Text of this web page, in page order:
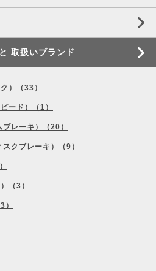
取扱いブランド
）（33）
ード）（1）
レーキ）（20）
クブレーキ）（9）
（3）
）